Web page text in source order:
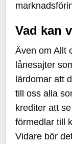
Vad kan
Även om Allt
lånesajter
lärdomar att
till oss alla
krediter att
förmedlar till
Vidare bör